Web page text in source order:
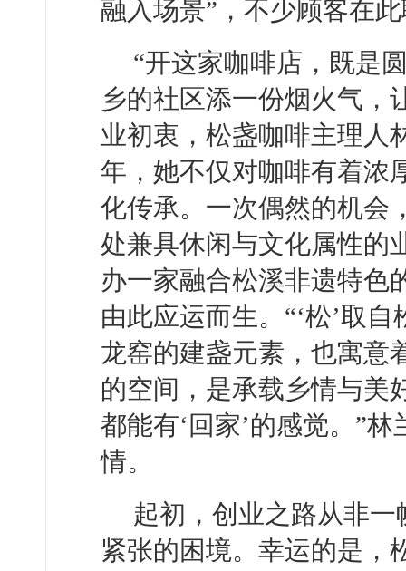
融入场景”，不少顾客在
“开这家咖啡店，既是
乡的社区添一份烟火气，
业初衷，松盏咖啡主理人
年，她不仅对咖啡有着浓
化传承。一次偶然的机会
处兼具休闲与文化属性的
办一家融合松溪非遗特色
由此应运而生。“‘松’取
龙窑的建盏元素，也寓意
的空间，是承载乡情与美
都能有‘回家’的感觉。”
情。
起初，创业之路从非
紧张的困境。幸运的是，